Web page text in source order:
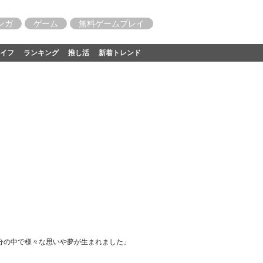
ガ ゲーム 無料ゲームプレイ
フ ランキング 推し活 新着トレンド
中で様々な思いや夢が生まれました」